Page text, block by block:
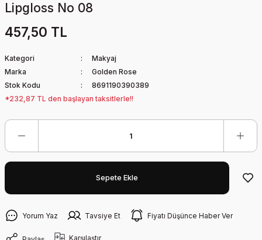
Lipgloss No 08
457,50 TL
Kategori
Makyaj
Marka
Golden Rose
Stok Kodu
8691190390389
*232,87 TL den başlayan taksitlerle!!
Sepete Ekle
Yorum Yaz Tavsiye Et Fiyatı Düşünce Haber Ver
Karşılaştır